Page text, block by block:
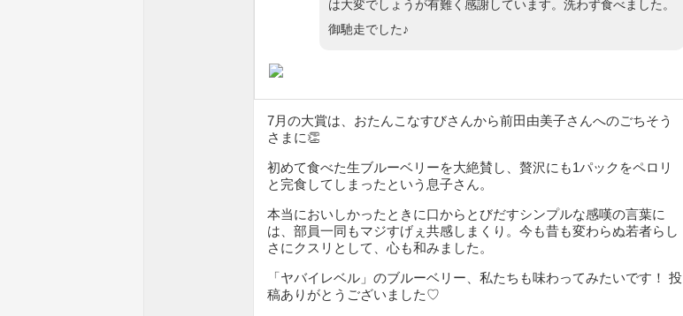
は大変でしょうが有難く感謝しています。洗わず食べました。
御馳走でした♪
7月の大賞は、おたんこなすびさんから前田由美子さんへのごちそう
さまに👏
初めて食べた生ブルーベリーを大絶賛し、贅沢にも1パックをペロリ
と完食してしまったという息子さん。
本当においしかったときに口からとびだすシンプルな感嘆の言葉に
は、部員一同もマジすげぇ共感しまくり。今も昔も変わらぬ若者らし
さにクスリとして、心も和みました。
「ヤバイレベル」のブルーベリー、私たちも味わってみたいです！ 投
稿ありがとうございました♡